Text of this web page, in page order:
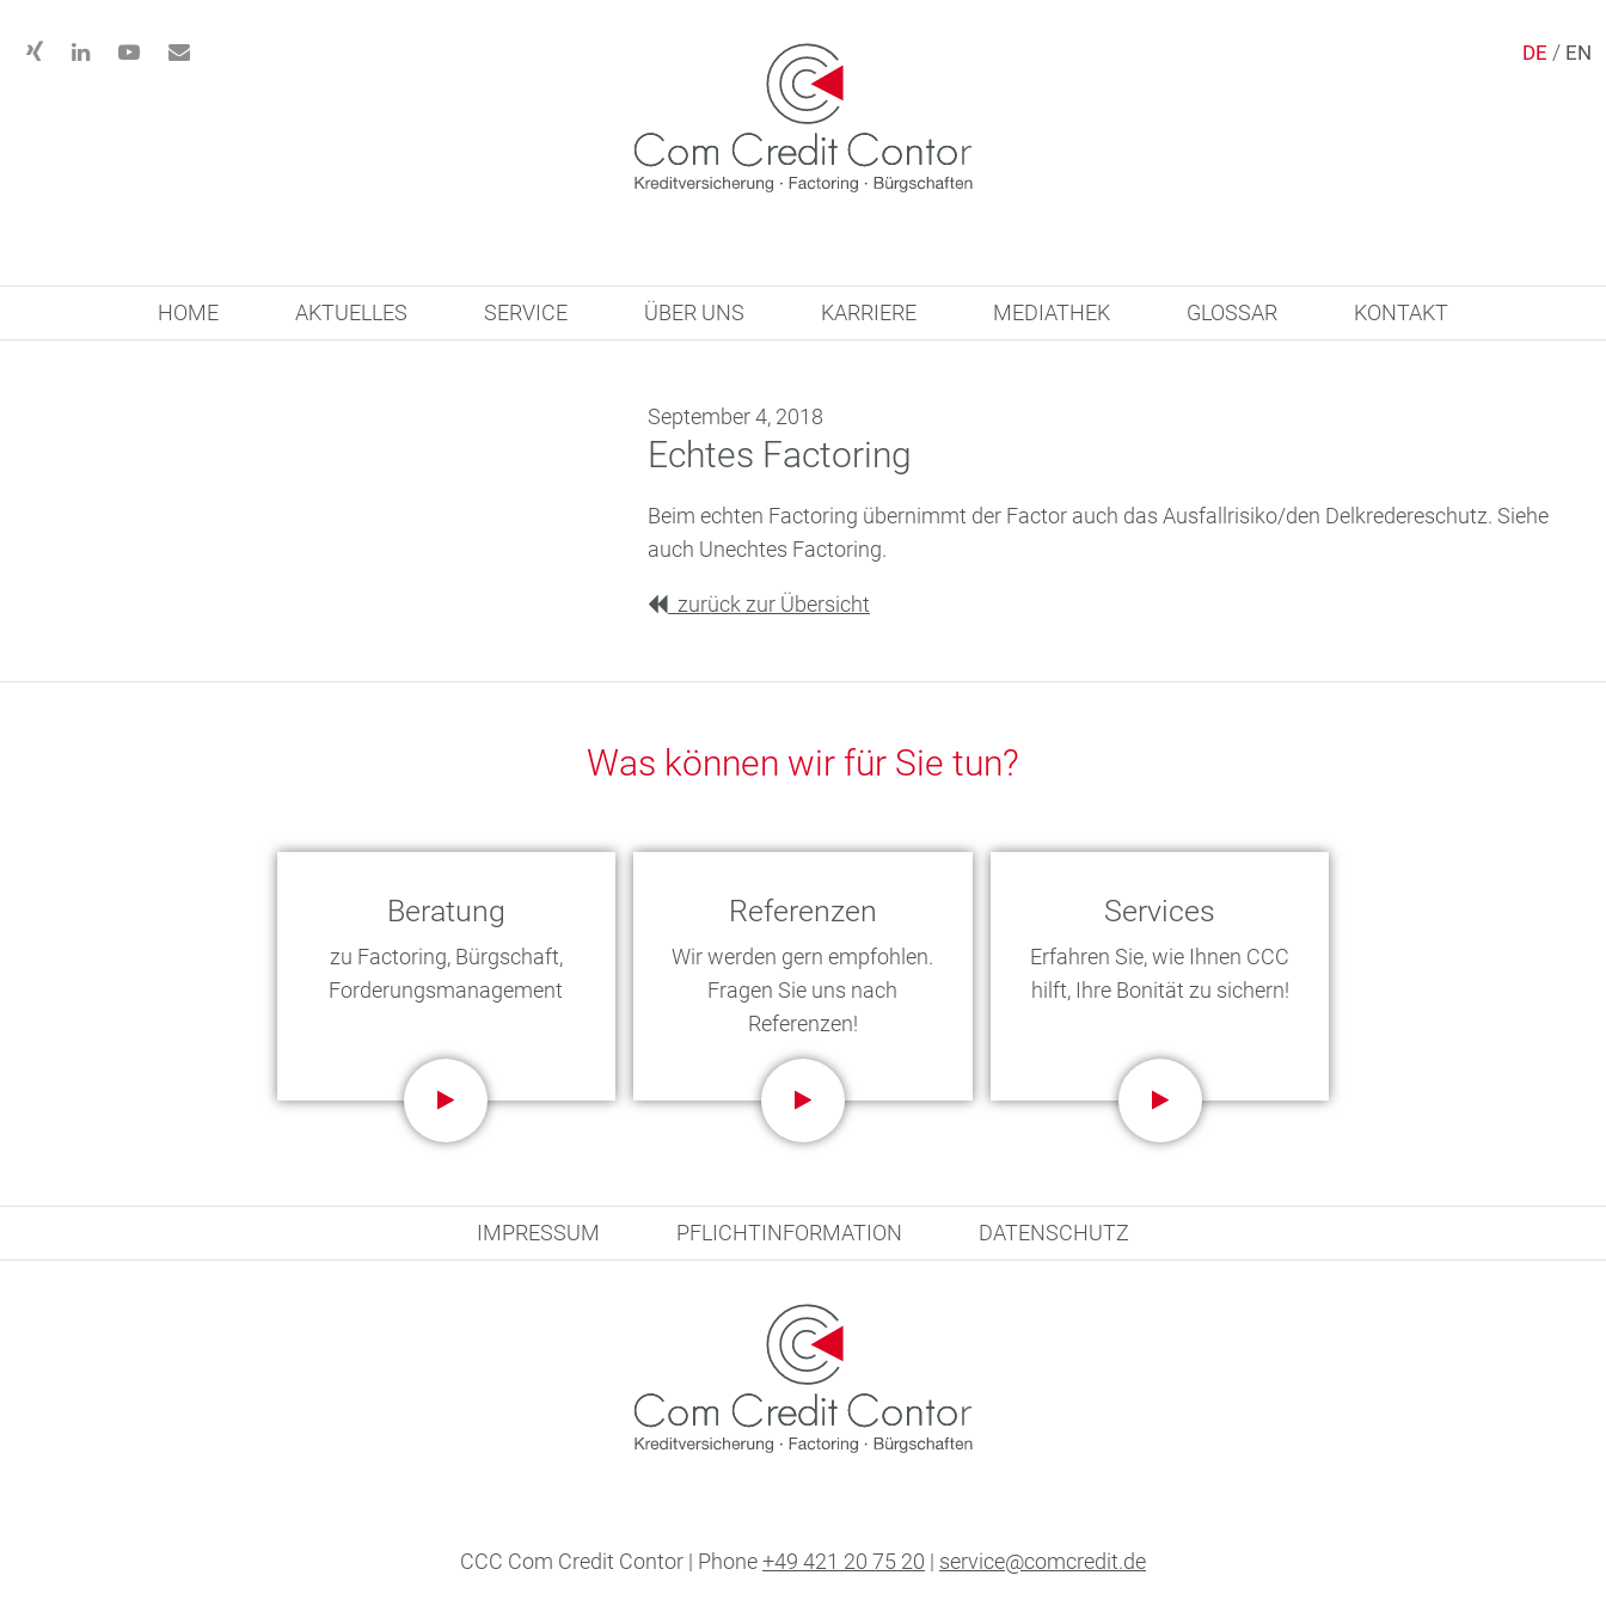
DE / EN
HOME AKTUELLES SERVICE ÜBER UNS KARRIERE MEDIATHEK GLOSSAR KONTAKT
September 4, 2018
Echtes Factoring
Beim echten Factoring übernimmt der Factor auch das Ausfallrisiko/den Delkredereschutz. Siehe
auch Unechtes Factoring.
zurück zur Übersicht
Was können wir für Sie tun?
Beratung
zu Factoring, Bürgschaft,
Forderungsmanagement
Referenzen
Wir werden gern empfohlen.
Fragen Sie uns nach
Referenzen!
Services
Erfahren Sie, wie Ihnen CCC
hilft, Ihre Bonität zu sichern!
IMPRESSUM PFLICHTINFORMATION DATENSCHUTZ
CCC Com Credit Contor | Phone+49 421 20 75 20 | service@comcredit.de